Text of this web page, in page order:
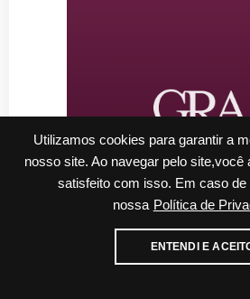
Utilizamos cookies para garantir a
nosso site. Ao navegar pelo site,você
satisfeito com isso. Em caso
nossa Política de
ENTENDI E
sex, 26 de novembro
Cadastre-se para receber
E-mail